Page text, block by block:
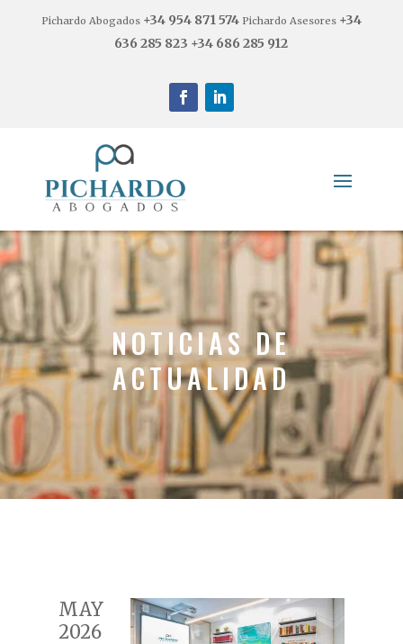
Pichardo Abogados +34 954 871 574Pichardo Asesores +34
636 285 823 +34 686 285 912
NOTICIAS DE
ACTUALIDAD
MAY
2026